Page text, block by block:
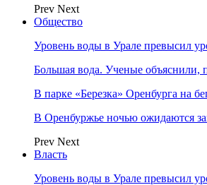
Prev Next
Общество
Уровень воды в Урале превысил
Большая вода. Ученые объяснили,
В парке «Березка» Оренбурга на
В Оренбуржье ночью ожидаются
Prev Next
Власть
Уровень воды в Урале превысил